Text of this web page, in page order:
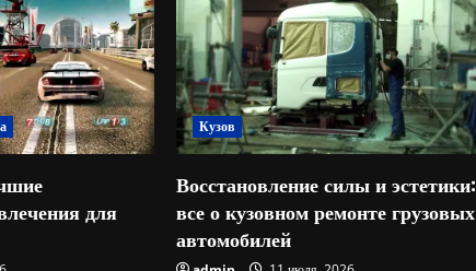
для
Кузов
Восстановление силы и эстетики:
все о кузовном ремонте грузовых
автомобилей